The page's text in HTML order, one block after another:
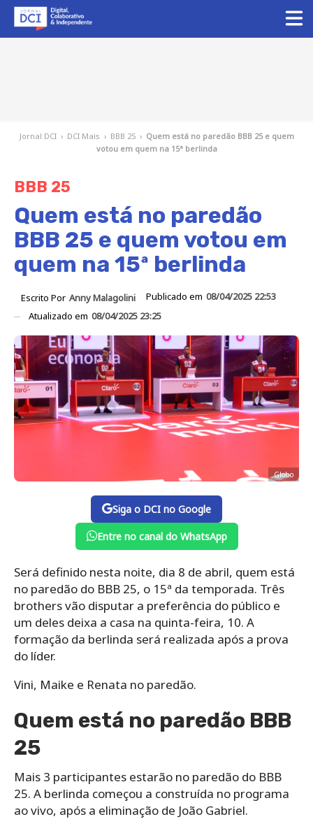
Jornal DCI › DCI Mais › BBB 25 › Quem está no paredão BBB 25 e quem
votou em quem na 15ª berlinda
BBB 25
Quem está no paredão
BBB 25 e quem votou em
quem na 15ª berlinda
Escrito Por Anny Malagolini Publicado em 08/04/2025 22:53
Atualizado em 08/04/2025 23:25
Globo
Siga o DCI no Google
Entre no canal do WhatsApp
Será definido nesta noite, dia 8 de abril, quem está
no paredão do BBB 25, o 15ª da temporada. Três
brothers vão disputar a preferência do público e
um deles deixa a casa na quinta-feira, 10. A
formação da berlinda será realizada após a prova
do líder.
Vini, Maike e Renata no paredão.
Quem está no paredão BBB
25
Mais 3 participantes estarão no paredão do BBB
25. A berlinda começou a construída no programa
ao vivo, após a eliminação de João Gabriel.